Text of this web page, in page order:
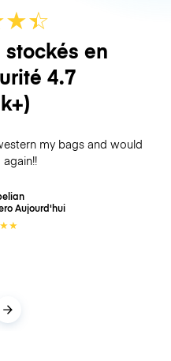
★☆
★
en
4.7
my bags and would
Aujourd'hui
★★